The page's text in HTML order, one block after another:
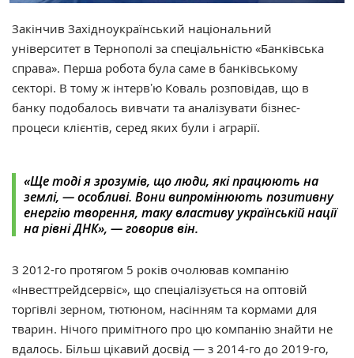
Закінчив Західноукраїнський національний
університет в Тернополі за спеціальністю «Банківська
справа». Перша робота була саме в банківському
секторі. В тому ж інтервʼю Коваль розповідав, що в
банку подобалось вивчати та аналізувати бізнес-
процеси клієнтів, серед яких були і аграрії.
«Ще тоді я зрозумів, що люди, які працюють на
землі, — особливі. Вони випромінюють позитивну
енергію творення, таку властиву українській нації
на рівні ДНК», — говорив він.
З 2012-го протягом 5 років очолював компанію
«Інвесттрейдсервіс», що спеціалізується на оптовій
торгівлі зерном, тютюном, насінням та кормами для
тварин. Нічого примітного про цю компанію знайти не
вдалось. Більш цікавий досвід — з 2014-го до 2019-го,